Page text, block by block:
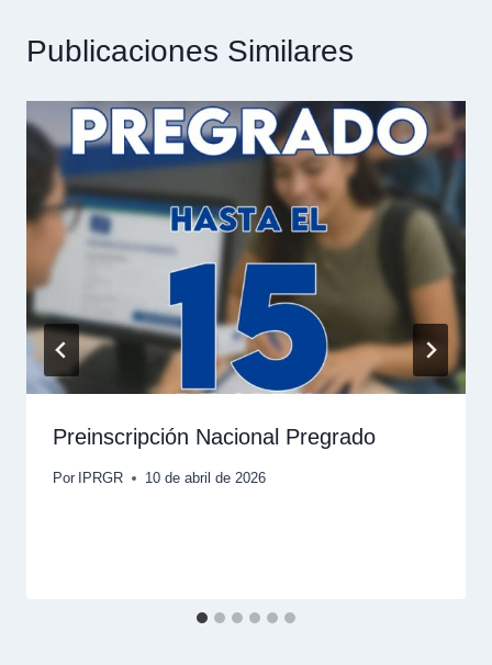
Publicaciones Similares
Preinscripción Nacional Pregrado
Por IPRGR 10 de abril de 2026